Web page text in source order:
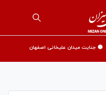
🟡 جنایت میدان علیخانی اصفهان